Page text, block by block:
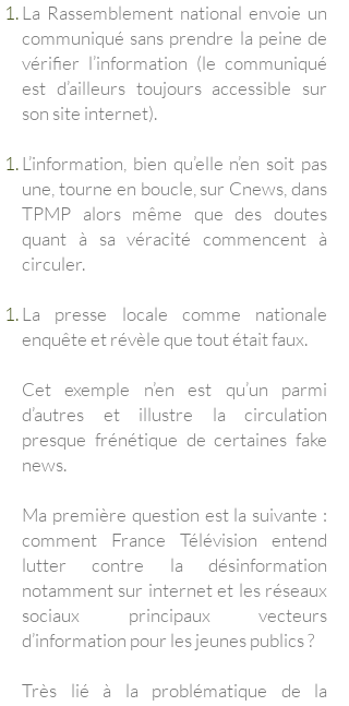
La Rassemblement national envoie un
communiqué sans prendre la peine de
vérifier l’information (le communiqué
est d’ailleurs toujours accessible sur
son site internet).
L’information, bien qu’elle n’en soit pas
une, tourne en boucle, sur Cnews, dans
TPMP alors même que des doutes
quant à sa véracité commencent à
circuler.
La presse locale comme nationale
enquête et révèle que tout était faux.
Cet exemple n’en est qu’un parmi
d’autres et illustre la circulation
presque frénétique de certaines fake
news.
Ma première question est la suivante :
comment France Télévision entend
lutter contre la désinformation
notamment sur internet et les réseaux
sociaux principaux vecteurs
d’information pour les jeunes publics ?
Très lié à la problématique de la